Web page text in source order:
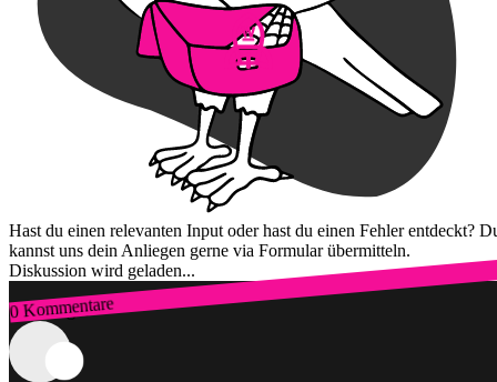
Hast du einen relevanten Input oder hast du einen Fehler entdeckt?
kannst uns dein Anliegen gerne via Formular übermitteln.
Diskussion wird geladen...
0 Kommentare
Zum Login